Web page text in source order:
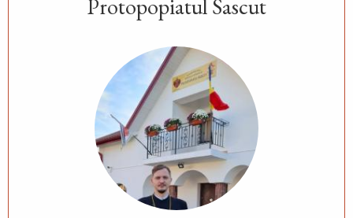
Ev. Matei 22, 23-33
Preia articolele Doxologia în site-ul tău!
Protopopiatul Sascut